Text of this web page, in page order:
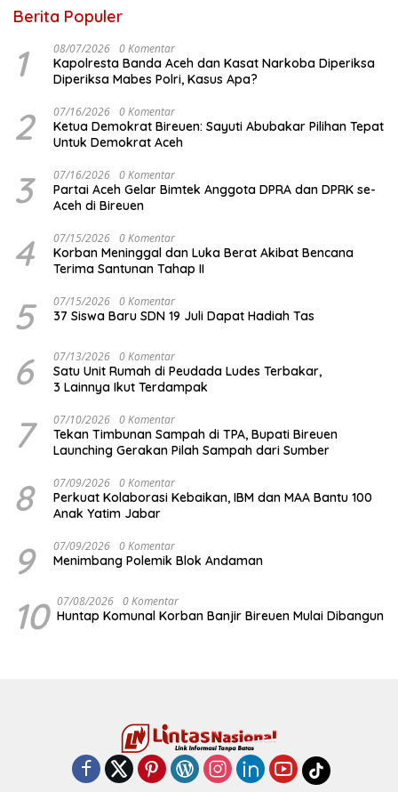
Berita Populer
1 08/07/2026 0 Komentar
Kapolresta Banda Aceh dan Kasat Narkoba Diperiksa
Diperiksa Mabes Polri, Kasus Apa?
2 07/16/2026 0 Komentar
Ketua Demokrat Bireuen: Sayuti Abubakar Pilihan Tepat
Untuk Demokrat Aceh
3 07/16/2026 0 Komentar
Partai Aceh Gelar Bimtek Anggota DPRA dan DPRK se-
Aceh di Bireuen
4 07/15/2026 0 Komentar
Korban Meninggal dan Luka Berat Akibat Bencana
Terima Santunan Tahap II
5 07/15/2026 0 Komentar
37 Siswa Baru SDN 19 Juli Dapat Hadiah Tas
6 07/13/2026 0 Komentar
Satu Unit Rumah di Peudada Ludes Terbakar,
3 Lainnya Ikut Terdampak
7 07/10/2026 0 Komentar
Tekan Timbunan Sampah di TPA, Bupati Bireuen
Launching Gerakan Pilah Sampah dari Sumber
8 07/09/2026 0 Komentar
Perkuat Kolaborasi Kebaikan, IBM dan MAA Bantu 100
Anak Yatim Jabar
9 07/09/2026 0 Komentar
Menimbang Polemik Blok Andaman
10 07/08/2026 0 Komentar
Huntap Komunal Korban Banjir Bireuen Mulai Dibangun